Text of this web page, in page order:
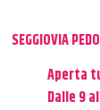
SEGGIOVIA
Aperta
Dalle 9